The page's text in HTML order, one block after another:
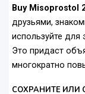
Buy Misoprostol
друзьями,
используйте
Это придаст
многократно
СОХРАНИТЕ